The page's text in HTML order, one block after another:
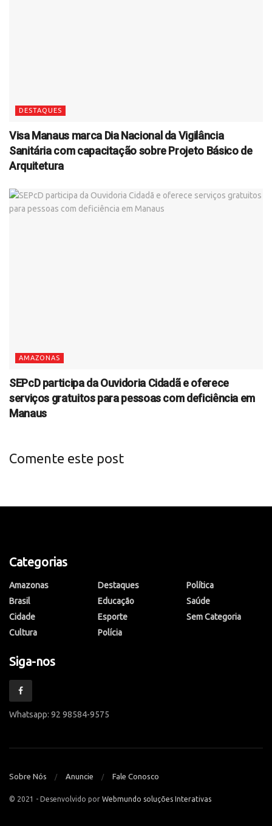
DESTAQUES
Visa Manaus marca Dia Nacional da Vigilância
Sanitária com capacitação sobre Projeto Básico de
Arquitetura
AMAZONAS
SEPcD participa da Ouvidoria Cidadã e oferece
serviços gratuitos para pessoas com deficiência em
Manaus
Comente este post
Categorias
Amazonas
Brasil
Cidade
Cultura
Destaques
Educação
Esporte
Polícia
Política
Saúde
Sem Categoria
Siga-nos
Whatsapp: 92 98584-9575
Sobre Nós Anuncie Fale Conosco
© 2021 - Desenvolvido por Webmundo soluções Interativas